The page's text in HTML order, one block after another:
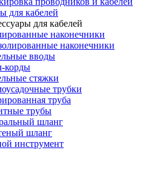
для кабелей
для кабелей
наконечники
наконечники
вводы
корды
стяжки
трубки
труба
трубы
шланг
шланг
инструмент